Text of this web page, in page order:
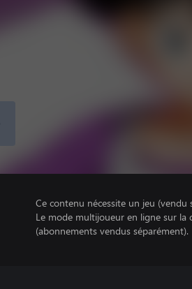
Ce contenu nécessite un jeu (vendu
Le mode multijoueur en ligne sur la
(abonnements vendus séparément).